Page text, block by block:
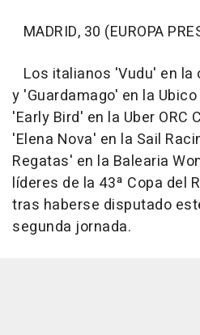
MADRID, 30 (EUROPA
Los italianos 'Vudu' en la
y 'Guardamago' en la Ubico
'Early Bird' en la Uber ORC
'Elena Nova' en la Sail
Regatas' en la Balearia
líderes de la 43ª Copa del
tras haberse disputado
segunda jornada.